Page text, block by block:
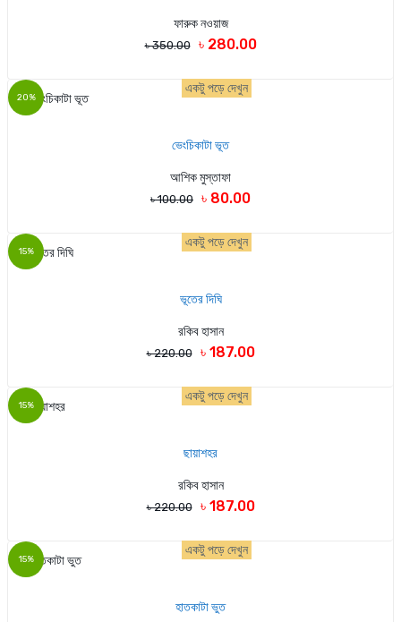
ফারুক নওয়াজ
৳ 350.00 ৳ 280.00
20%
একটু পড়ে দেখুন
ভেংচিকাটা ভূত
আশিক মুস্তাফা
৳ 100.00 ৳ 80.00
15%
একটু পড়ে দেখুন
ভূতের দিঘি
রকিব হাসান
৳ 220.00 ৳ 187.00
15%
একটু পড়ে দেখুন
ছায়াশহর
রকিব হাসান
৳ 220.00 ৳ 187.00
15%
একটু পড়ে দেখুন
হাতকাটা ভুত